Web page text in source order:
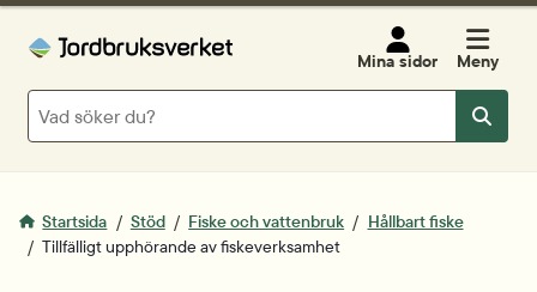
Mina sidor Meny
Sök
Sök
Startsida Stöd Fiske och vattenbruk
Hållbart fiske
Tillfälligt upphörande av fiskeverksamhet